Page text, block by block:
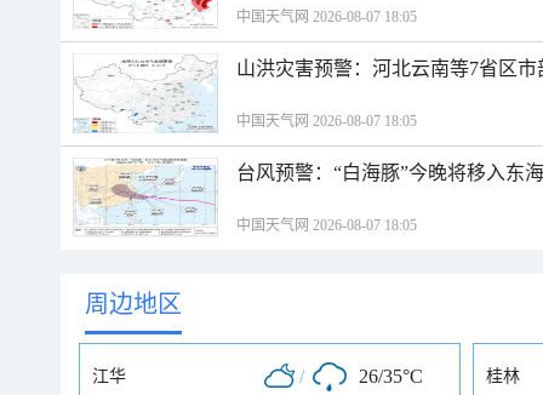
中国天气网 2026-08-07 18:05
山洪灾害预警：河北云南等7省区
中国天气网 2026-08-07 18:05
台风预警：“白海豚”今晚将移入东
中国天气网 2026-08-07 18:05
周边地区
江华 / 26/35°C 桂林